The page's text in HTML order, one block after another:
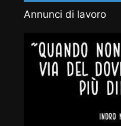
Annunci di lavoro